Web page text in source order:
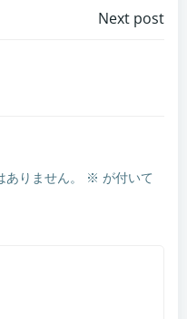
ゲ
Next post
りません。 ※ が付いて